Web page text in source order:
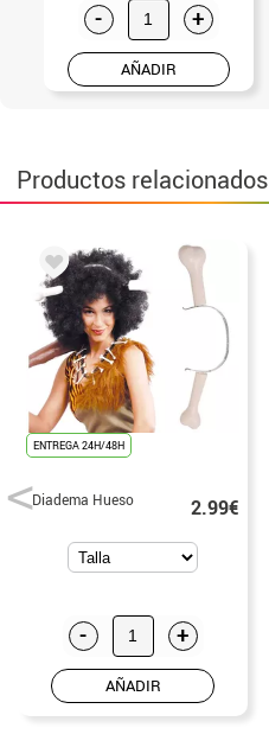
- +
AÑADIR
Productos relacionados
ENTREGA 24H/48H
Diadema Hueso 2.99€
- +
AÑADIR